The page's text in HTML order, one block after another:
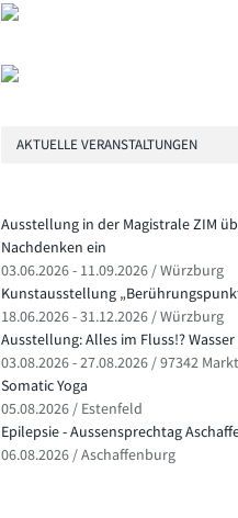
AKTUELLE VERANSTALTUNGEN
Ausstellung in der Magistrale ZIM
Nachdenken ein
03.06.2026 - 11.09.2026 / Würzburg
Kunstausstellung
18.06.2026 - 31.12.2026 / Würzburg
Ausstellung: Alles im Fluss!?
03.08.2026 - 27.08.2026 / 97342
Somatic Yoga
05.08.2026 / Estenfeld
Epilepsie - Aussensprechtag
06.08.2026 / Aschaffenburg